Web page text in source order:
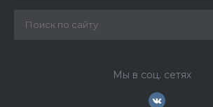
Мы в соц. сетях